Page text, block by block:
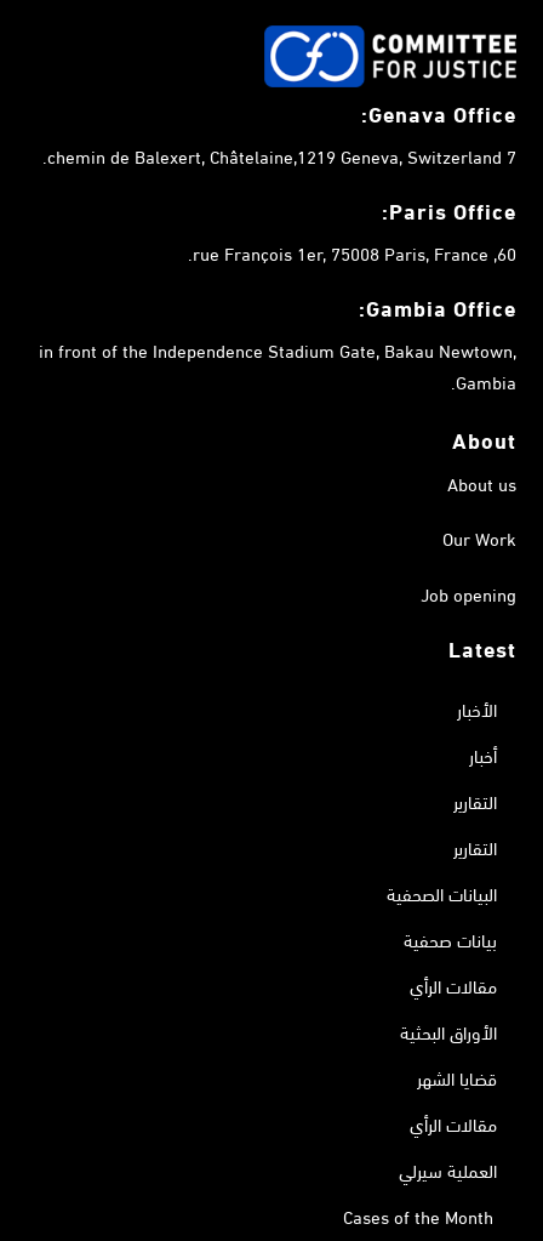
Genava Office:
7 chemin de Balexert, Châtelaine,1219 Geneva, Switzerland.
Paris Office:
60, rue François 1er, 75008 Paris, France.
Gambia Office:
in front of the Independence Stadium Gate, Bakau Newtown,
Gambia.
About
About us
Our Work
Job opening
Latest
الأخبار
أخبار
التقارير
التقارير
البيانات الصحفية
بيانات صحفية
مقالات الرأي
الأوراق البحثية
قضايا الشهر
مقالات الرأي
العملية سيرلي
Cases of the Month